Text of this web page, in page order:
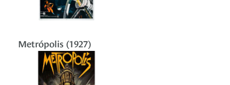
Metrópolis (1927)